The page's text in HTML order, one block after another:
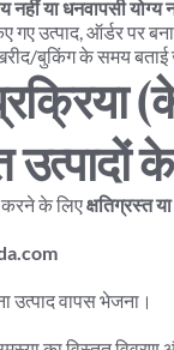
नहीं या धनवापसी योग्य
उत्पाद, ऑर्डर पर
बुकिंग के समय बताई
उत्पादों
करने के लिए क्षतिग्रस्त
उत्पाद वापस भेजना।